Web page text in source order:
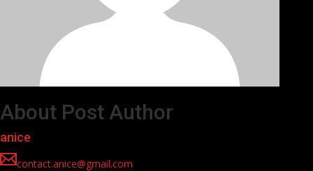
About Post Author
anice
contact.anice@gmail.com